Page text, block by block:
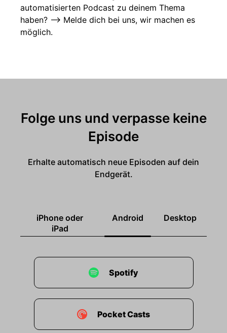
automatisierten Podcast zu deinem Thema
haben? --> Melde dich bei uns, wir machen es
möglich.
Folge uns und verpasse keine
Episode
Erhalte automatisch neue Episoden auf dein
Endgerät.
iPhone oder
iPad
Android Desktop
Spotify
Pocket Casts